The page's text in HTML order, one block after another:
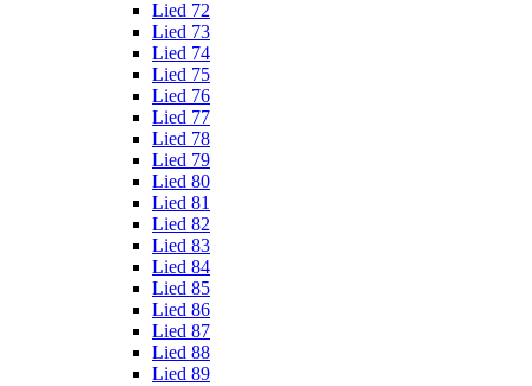
Lied 72
Lied 73
Lied 74
Lied 75
Lied 76
Lied 77
Lied 78
Lied 79
Lied 80
Lied 81
Lied 82
Lied 83
Lied 84
Lied 85
Lied 86
Lied 87
Lied 88
Lied 89